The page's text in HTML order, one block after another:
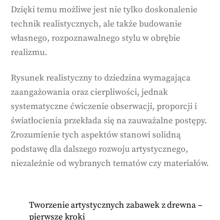
Dzięki temu możliwe jest nie tylko doskonalenie
technik realistycznych, ale także budowanie
własnego, rozpoznawalnego stylu w obrębie
realizmu.
Rysunek realistyczny to dziedzina wymagająca
zaangażowania oraz cierpliwości, jednak
systematyczne ćwiczenie obserwacji, proporcji i
światłocienia przekłada się na zauważalne postępy.
Zrozumienie tych aspektów stanowi solidną
podstawę dla dalszego rozwoju artystycznego,
niezależnie od wybranych tematów czy materiałów.
Tworzenie artystycznych zabawek z drewna –
pierwsze kroki